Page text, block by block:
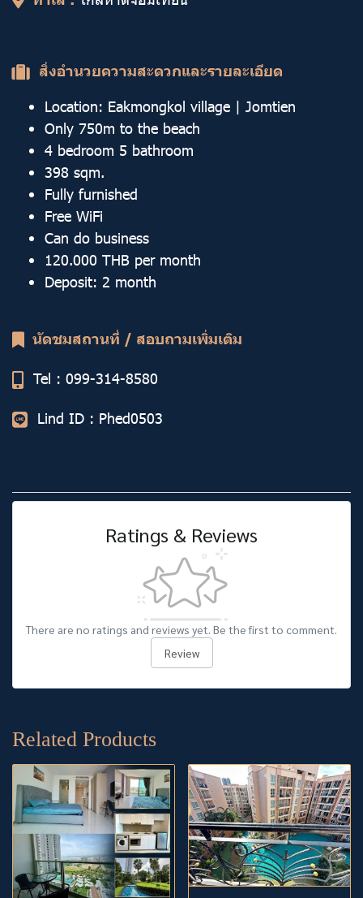
สิ่งอำนวยความสะดวกและรายละเอียด
Location: Eakmongkol village | Jomtien
Only 750m to the beach
4 bedroom 5 bathroom
398 sqm.
Fully furnished
Free WiFi
Can do business
120.000 THB per month
Deposit: 2 month
นัดชมสถานที่ / สอบถามเพิ่มเติม
Tel : 099-314-8580
Lind ID : Phed0503
Ratings & Reviews
There are no ratings and reviews yet. Be the first to comment.
Review
Related Products